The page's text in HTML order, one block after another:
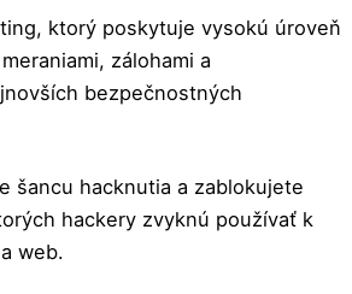
ktorý poskytuje vysokú úroveň
zálohami a
bezpečnostných
šancu hacknutia a zablokujete
hackery zvyknú používať k
web.